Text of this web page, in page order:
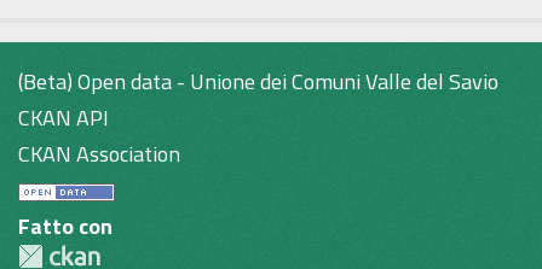
(Beta) Open data - Unione dei Comuni Valle del Savio
CKAN API
CKAN Association
Fatto con